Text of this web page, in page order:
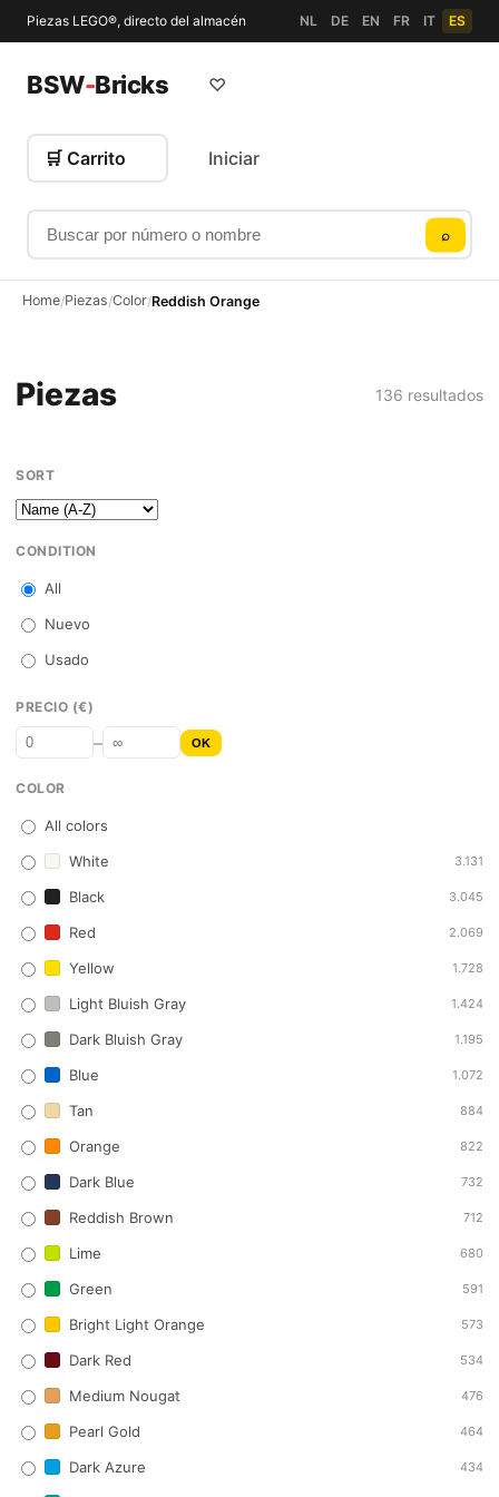
Piezas LEGO®, directo del almacén NL DE EN FR IT ES
BSW-Bricks
Buscar por número o nombre
⌕
♡
🛒 Carrito Iniciar
Home/Piezas/Color/Reddish Orange
Piezas 136 resultados
SORT
CONDITION
All
Nuevo
Usado
PRECIO (€)
– OK
COLOR
All colors
White
3.131
Black 3.045
Red 2.069
Yellow 1.728
Light Bluish Gray 1.424
Dark Bluish Gray 1.195
Blue 1.072
Tan 884
Orange 822
Dark Blue 732
Reddish Brown 712
Lime 680
Green 591
Bright Light Orange 573
Dark Red 534
Medium Nougat 476
Pearl Gold 464
Dark Azure 434